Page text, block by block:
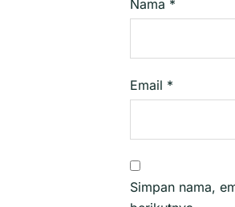
Nama *
Email *
Simpan nama,